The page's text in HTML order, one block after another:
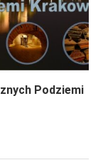
Podziemi